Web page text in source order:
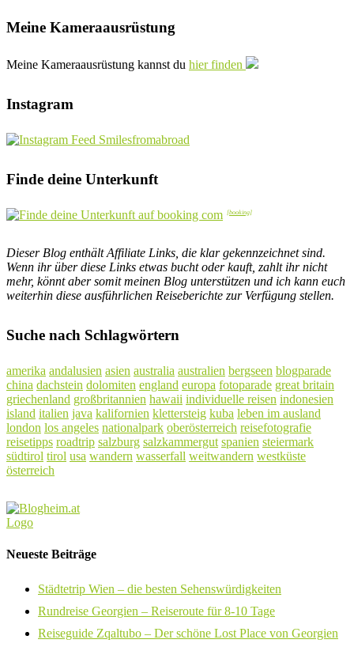
Meine Kameraausrüstung
Meine Kameraausrüstung kannst du hier finden
Instagram
Finde deine Unterkunft
Dieser Blog enthält Affiliate Links, die klar gekennzeichnet sind.
Wenn ihr über diese Links etwas bucht oder kauft, zahlt ihr nicht
mehr, könnt aber somit meinen Blog unterstützen und ich kann euch
weiterhin diese ausführlichen Reiseberichte zur Verfügung stellen.
Suche nach Schlagwörtern
amerika andalusien asien australia australien bergseen blogparade
china dachstein dolomiten england europa fotoparade great britain
griechenland großbritannien hawaii individuelle reisen indonesien
island italien java kalifornien klettersteig kuba leben im ausland
london los angeles nationalpark oberösterreich reisefotografie
reisetipps roadtrip salzburg salzkammergut spanien steiermark
südtirol tirol usa wandern wasserfall weitwandern westküste
österreich
Neueste Beiträge
Städtetrip Wien – die besten Sehenswürdigkeiten
Rundreise Georgien – Reiseroute für 8-10 Tage
Reiseguide Zqaltubo – Der schöne Lost Place von Georgien